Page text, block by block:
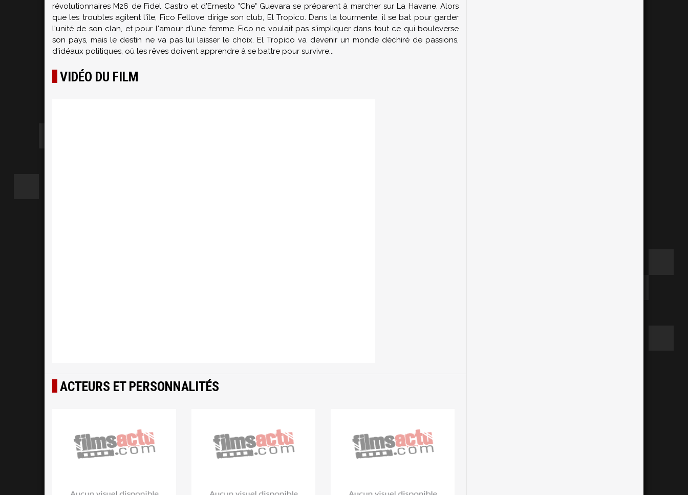
révolutionnaires M26 de Fidel Castro et d'Ernesto "Che" Guevara se préparent à marcher sur La Havane. Alors
que les troubles agitent l'île, Fico Fellove dirige son club, El Tropico. Dans la tourmente, il se bat pour garder
l'unité de son clan, et pour l'amour d'une femme. Fico ne voulait pas s'impliquer dans tout ce qui bouleverse
son pays, mais le destin ne va pas lui laisser le choix. El Tropico va devenir un monde déchiré de passions,
d'idéaux politiques, où les rêves doivent apprendre à se battre pour survivre...
VIDÉO DU FILM
ACTEURS ET PERSONNALITÉS